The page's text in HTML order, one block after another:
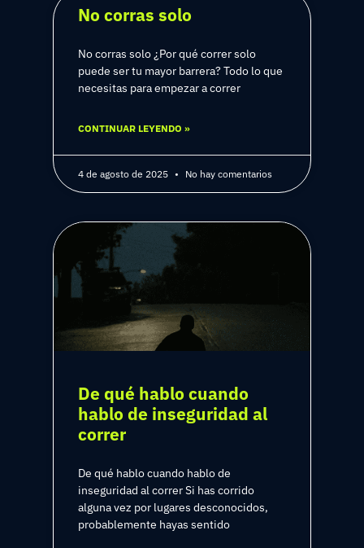
No corras solo
No corras solo ¿Por qué correr solo
puede ser tu mayor barrera? Todo lo que
necesitas para empezar a correr
CONTINUAR LEYENDO »
4 de agosto de 2025 No hay comentarios
De qué hablo cuando
hablo de inseguridad al
correr
De qué hablo cuando hablo de
inseguridad al correr Si has corrido
alguna vez por lugares desconocidos,
probablemente hayas sentido